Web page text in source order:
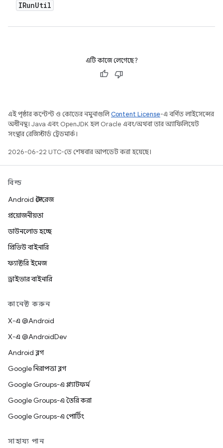
IRunUtil
এটি কাজে লেগেছে?
এই পৃষ্ঠার কন্টেন্ট ও কোডের নমুনাগুলিContent License-এ বর্ণিত লাইসেন্সের
অধীনস্থ। Java এবং OpenJDK হল Oracle এবং/অথবা তার অ্যাফিলিয়েট
সংস্থার রেজিস্টার্ড ট্রেডমার্ক।
2026-06-22 UTC-তে শেষবার আপডেট করা হয়েছে।
বিল্ড
Android স্টোরেজ
প্রয়োজনীয়তা
ডাউনলোড হচ্ছে
প্রিভিউ বাইনারি
ফ্যাক্টরি ইমেজ
ড্রাইভার বাইনারি
কানেক্ট করুন
X-এ @Android
X-এ @AndroidDev
Android ব্লগ
Google নিরাপত্তা ব্লগ
Google Groups-এ প্ল্যাটফর্ম
Google Groups-এ তৈরি করা
Google Groups-এ পোর্টিং
সাহায্য পান